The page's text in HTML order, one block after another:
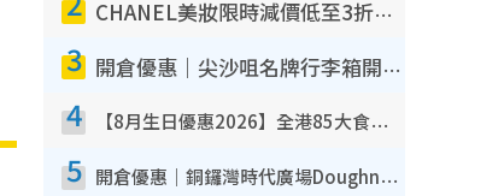
CHANEL美妝限時減價低至3折！人氣粉底/唇膏/精華液低至$275！COCO香水都有平
3 開倉優惠｜尖沙咀名牌行李箱開倉低至4折！一連5日 American Tourister/ace./Hallmark $200起！
4 【8月生日優惠2026】全港85大食買玩著數攻略 自助餐/火鍋放題同行免費＋誠品/DONKI送現金券
5 開倉優惠｜銅鑼灣時代廣場Doughnut/Campo Marzio開倉低至1折！背囊、書包、手袋劈價$200起